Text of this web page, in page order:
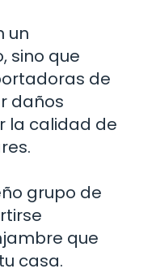
un
sino que
de
daños
la calidad de
grupo de
que
casa.